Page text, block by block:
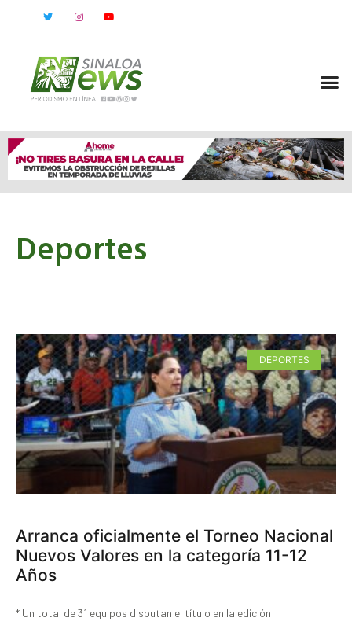
Deportes
DEPORTES
Arranca oficialmente el Torneo Nacional
Nuevos Valores en la categoría 11-12
Años
* Un total de 31 equipos disputan el título en la edición